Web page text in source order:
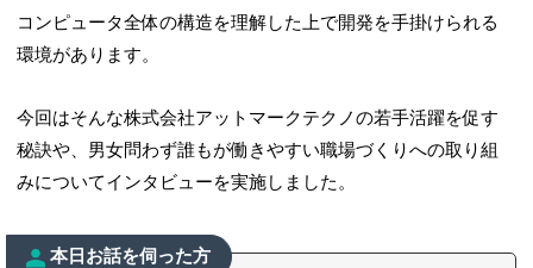
コンピュータ全体の構造を理解した上で開発を手掛けられる
環境があります。
今回はそんな株式会社アットマークテクノの若手活躍を促す
秘訣や、男女問わず誰もが働きやすい職場づくりへの取り組
みについてインタビューを実施しました。
本日お話を伺った方